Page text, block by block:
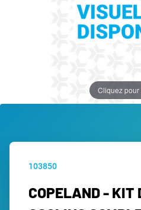
Cliquez
103850
COPELAND - KIT